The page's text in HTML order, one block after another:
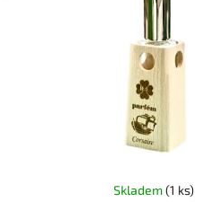
Skladem(1 ks)